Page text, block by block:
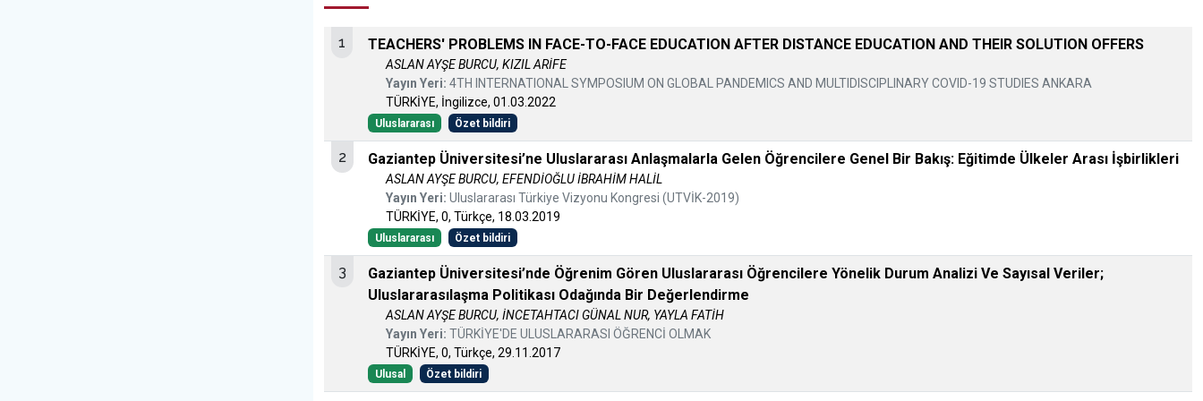
1 TEACHERS' PROBLEMS IN FACE-TO-FACE EDUCATION AFTER DISTANCE EDUCATION AND THEIR SOLUTION OFFERS
ASLAN AYŞE BURCU, KIZIL ARİFE
Yayın Yeri: 4TH INTERNATIONAL SYMPOSIUM ON GLOBAL PANDEMICS AND MULTIDISCIPLINARY COVID-19 STUDIES ANKARA
TÜRKİYE, İngilizce, 01.03.2022
Uluslararası Özet bildiri
2 Gaziantep Üniversitesi’ne Uluslararası Anlaşmalarla Gelen Öğrencilere Genel Bir Bakış: Eğitimde Ülkeler Arası İşbirlikleri
ASLAN AYŞE BURCU, EFENDİOĞLU İBRAHİM HALİL
Yayın Yeri: Uluslararası Türkiye Vizyonu Kongresi (UTVİK-2019)
TÜRKİYE, 0, Türkçe, 18.03.2019
Uluslararası Özet bildiri
3
Gaziantep Üniversitesi’nde Öğrenim Gören Uluslararası Öğrencilere Yönelik Durum Analizi Ve Sayısal Veriler;
Uluslararasılaşma Politikası Odağında Bir Değerlendirme
ASLAN AYŞE BURCU, İNCETAHTACI GÜNAL NUR, YAYLA FATİH
Yayın Yeri: TÜRKİYE'DE ULUSLARARASI ÖĞRENCİ OLMAK
TÜRKİYE, 0, Türkçe, 29.11.2017
Ulusal Özet bildiri